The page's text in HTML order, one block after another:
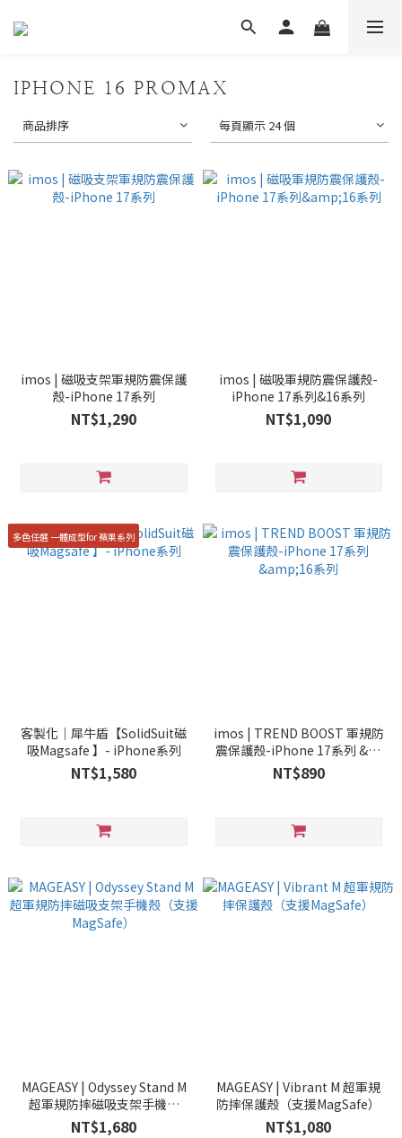
IPHONE 16 PROMAX
商品排序 每頁顯示 24 個
imos | 磁吸支架軍規防震保護
殼-iPhone 17系列
NT$1,290
imos | 磁吸軍規防震保護殼-
iPhone 17系列&16系列
NT$1,090
多色任選 一體成型for 蘋果系列
客製化｜犀牛盾【SolidSuit磁
吸Magsafe 】- iPhone系列
NT$1,580
imos | TREND BOOST 軍規防
震保護殼-iPhone 17系列 &16
系列
NT$890
MAGEASY | Odyssey Stand M
超軍規防摔磁吸支架手機殼
（支援MagSafe）
NT$1,680
MAGEASY | Vibrant M 超軍規
防摔保護殼（支援MagSafe）
NT$1,080